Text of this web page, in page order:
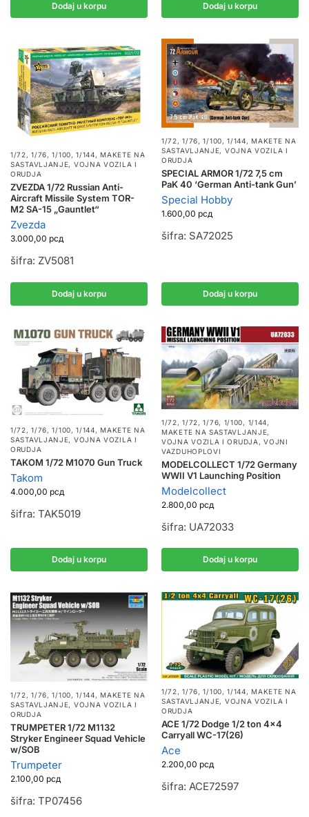
Dodaj u korpu Dodaj u korpu
1/72, 1/76, 1/100, 1/144, MAKETE NA
SASTAVLJANJE, VOJNA VOZILA I
ORUDJA
ZVEZDA 1/72 Russian Anti-
Aircraft Missile System TOR-
M2 SA-15 „Gauntlet“
Zvezda
3.000,00 рсд
šifra: ZV5081
Dodaj u korpu
1/72, 1/76, 1/100, 1/144,MAKETE NA
SASTAVLJANJE, VOJNA VOZILA I
ORUDJA
SPECIAL ARMOR 1/72 7,5 cm
PaK 40 ‘German Anti-tank Gun’
Special Hobby
1.600,00 рсд
šifra: SA72025
Dodaj u korpu
1/72, 1/76, 1/100, 1/144,MAKETE NA
SASTAVLJANJE, VOJNA VOZILA I
ORUDJA
TAKOM 1/72 M1070 Gun Truck
Takom
4.000,00 рсд
šifra: TAK5019
Dodaj u korpu
1/72,1/72, 1/76, 1/100, 1/144,
MAKETE NA SASTAVLJANJE,
VOJNA VOZILA I ORUDJA ,VOJNI
VAZDUHOPLOVI
MODELCOLLECT 1/72 Germany
WWII V1 Launching Position
Modelcollect
2.800,00 рсд
šifra: UA72033
Dodaj u korpu
1/72, 1/76, 1/100, 1/144,MAKETE NA
SASTAVLJANJE, VOJNA VOZILA I
ORUDJA
TRUMPETER 1/72 M1132
Stryker Engineer Squad Vehicle
w/SOB
Trumpeter
2.100,00 рсд
šifra: TP07456
1/72, 1/76, 1/100, 1/144,MAKETE NA
SASTAVLJANJE, VOJNA VOZILA I
ORUDJA
ACE 1/72 Dodge 1/2 ton 4×4
Carryall WC-17(26)
Ace
2.200,00 рсд
šifra: ACE72597